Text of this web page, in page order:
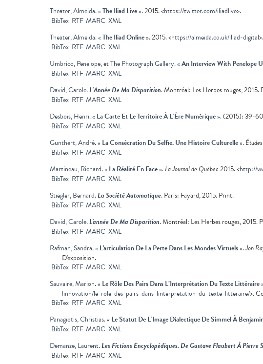
Theater, Almeida.«The Iliad Live». 2015. <https://twitter.com/iliadlive>.
BibTex RTF MARC XML
Theater, Almeida.«The Iliad Online». 2015. <https://almeida.co.uk/iliad-digital>.
BibTex RTF MARC XML
Umbrico, Penelope, etThe Photograph Gallery.«An Interview With Penelope
BibTex RTF MARC XML
David, Carole.L’Année De Ma Disparition. Montréal: Les Herbes rouges, 2015.
BibTex RTF MARC XML
Desbois, Henri.« La Carte Et Le Territoire À L’Ère Numérique». (2015): 39-
BibTex RTF MARC XML
Gunthert, André.« La Consécration Du Selfie. Une Histoire Culturelle».
BibTex RTF MARC XML
Martineau, Richard.« La Réalité En Face».La Journal de Québec2015. <http://
BibTex RTF MARC XML
Stiegler, Bernard.La Société Automatique. Paris: Fayard, 2015. Print.
BibTex RTF MARC XML
David, Carole.L'année De Ma Disparition. Montréal: Les Herbes rouges, 2015.
BibTex RTF MARC XML
Rafman, Sandra.« L'articulation De La Perte Dans Les Mondes Virtuels».Jon
D'exposition.
BibTex RTF MARC XML
Sauvaire, Marion.« Le Rôle Des Pairs Dans L’Interprétation Du Texte Littéraire
linnovation/le-role-des-pairs-dans-linterpretation-du-texte-litteraire/>.
BibTex RTF MARC XML
Panagiotis, Christias.« Le Statut De L’Image Dialectique De Simmel À
BibTex RTF MARC XML
Demanze, Laurent.Les Fictions Encyclopédiques. De Gustave Flaubert À Pierre
BibTex RTF MARC XML